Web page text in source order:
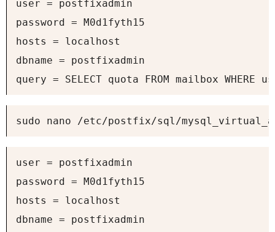
user = postfixadmin
password = M0d1fyth15
hosts = localhost
dbname = postfixadmin
query = SELECT quota FROM mailbox
sudo nano /etc/postfix/sql/
user = postfixadmin
password = M0d1fyth15
hosts = localhost
dbname = postfixadmin